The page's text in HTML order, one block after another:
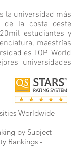
la universidad más
de la costa oeste
estudiantes y
maestrías
es TOP World
universidades
Worldwide
by Subject
Rankings -